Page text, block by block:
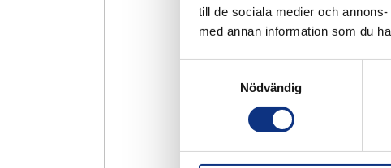
till de sociala medier och
med annan information som du
Nödvändig